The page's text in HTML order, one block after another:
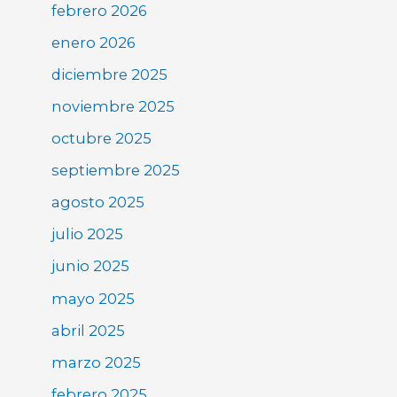
febrero 2026
enero 2026
diciembre 2025
noviembre 2025
octubre 2025
septiembre 2025
agosto 2025
julio 2025
junio 2025
mayo 2025
abril 2025
marzo 2025